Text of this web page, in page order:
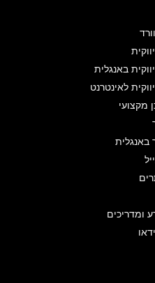
באנגלית
לאינטרנט
מקצועי
באנגלית
ומדריכים